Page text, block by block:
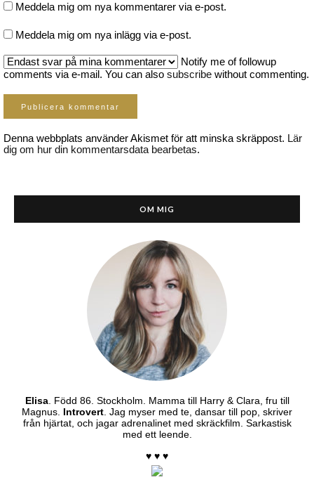
Meddela mig om nya kommentarer via e-post.
Meddela mig om nya inlägg via e-post.
Notify me of followup
comments via e-mail. You can also subscribe without commenting.
Denna webbplats använder Akismet för att minska skräppost. Lär
dig om hur din kommentarsdata bearbetas.
OM MIG
Elisa. Född 86. Stockholm. Mamma till Harry & Clara, fru till
Magnus. Introvert . Jag myser med te, dansar till pop, skriver
från hjärtat, och jagar adrenalinet med skräckfilm. Sarkastisk
med ett leende.
♥ ♥ ♥